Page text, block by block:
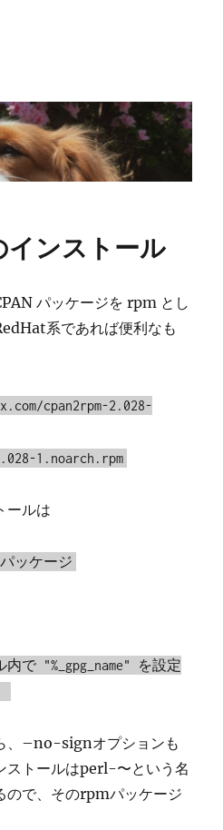
ンストール
パッケージを rpm とし
系であれば便利なも
cpan2rpm-2.028-
1.noarch.rpm
ールは
ッケージ
で "%_gpg_name" を設定
、–no-signオプションも
ストールはperl-〜という名
ので、そのrpmパッケージ